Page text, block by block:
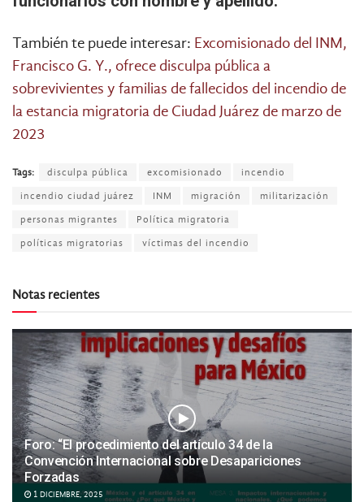
También te puede interesar: Excomisionado del INM,
Francisco G. Y., ofrece disculpa pública a
sobrevivientes y familias de fallecidos del incendio de
la estancia migratoria de Ciudad Juárez de marzo de
2023
Tags: disculpa pública excomisionado incendio
incendio ciudad juárez INM migración militarización
personas migrantes Política migratoria
políticas migratorias víctimas del incendio
Notas recientes
Foro: “El procedimiento del artículo 34 de la
Convención Internacional sobre Desapariciones
Forzadas
1 DICIEMBRE, 2025